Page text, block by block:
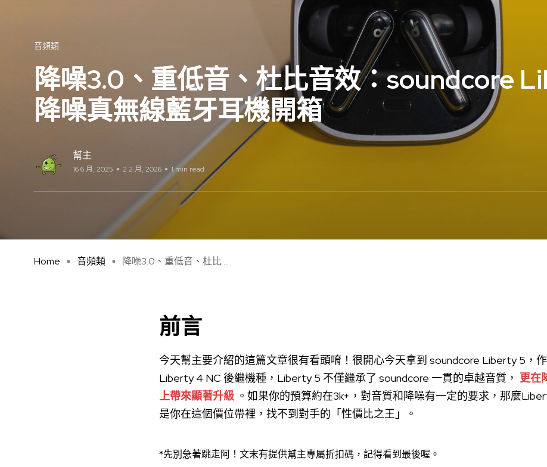
音頻類
降噪3.0、重低音、杜比音效：soundcore
降噪真無線藍牙耳機開箱
幫主
16 6 月, 2025 2 2 月, 2026 1 min read
Home 音頻類 降噪3.0、重低音、杜比 ...
前言
今天幫主要介紹的這篇文章很有看頭唷！很開心今天拿到 soundcore Liberty 5，
Liberty 4 NC 後繼機種，Liberty 5 不僅繼承了 soundcore 一貫的卓越音質， 更在
上帶來顯著升級 。如果你的預算約在3k+，對音質和降噪有一定的要求，那麼
是你在這個價位帶裡，找不到對手的「性價比之王」。
*先別急著跳走阿！文末有提供幫主專屬折扣碼，記得看到最後喔。